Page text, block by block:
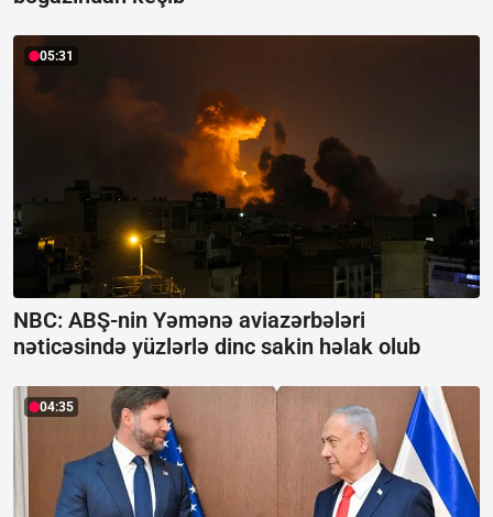
05:31
NBC: ABŞ-nin Yəmənə aviazərbələri
nəticəsində yüzlərlə dinc sakin həlak olub
04:35